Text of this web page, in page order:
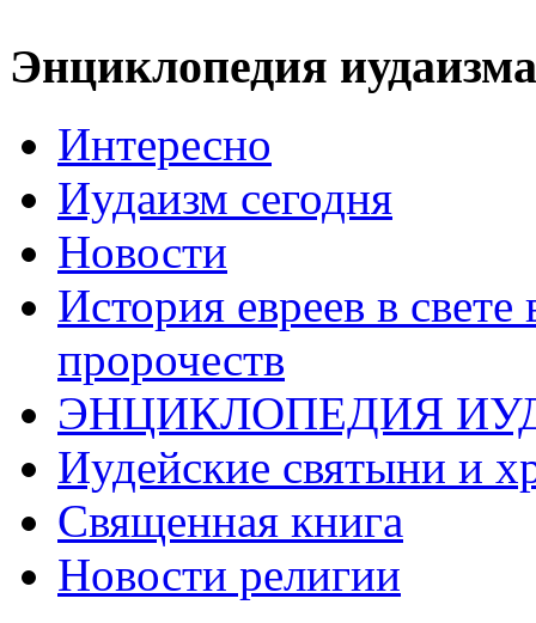
Энциклопедия иудаизма
Интересно
Иудаизм сегодня
Новости
История евреев в
пророчеств
ЭНЦИКЛОПЕДИЯ
Иудейские святыни и
Священная книга
Новости религии